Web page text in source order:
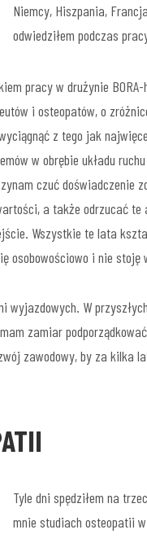
Niemcy, Hiszpania,
odwiedziłem podczas
pracy w drużynie
i osteopatów, o
z tego jak
w obrębie układu
czuć doświadczenie
a także odrzucać
Wszystkie te lata
osobowościowo i nie
wyjazdowych. W
zamiar
zawodowy, by za kilka
Tyle dni spędziłem na
mnie studiach osteopatii